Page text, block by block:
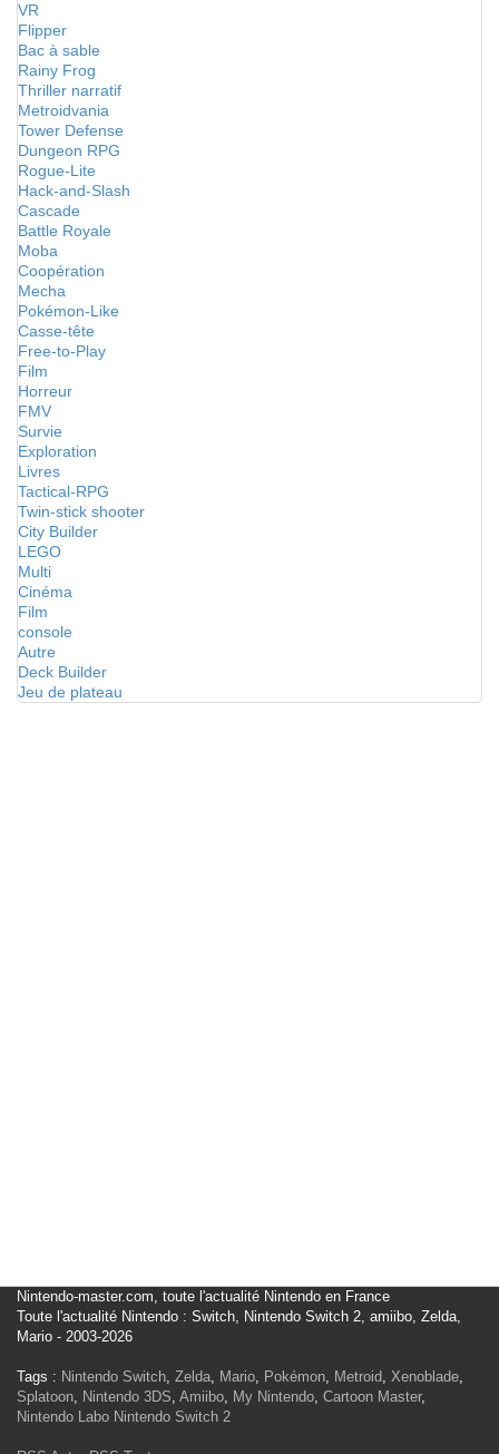
VR
Flipper
Bac à sable
Rainy Frog
Thriller narratif
Metroidvania
Tower Defense
Dungeon RPG
Rogue-Lite
Hack-and-Slash
Cascade
Battle Royale
Moba
Coopération
Mecha
Pokémon-Like
Casse-tête
Free-to-Play
Film
Horreur
FMV
Survie
Exploration
Livres
Tactical-RPG
Twin-stick shooter
City Builder
LEGO
Multi
Cinéma
Film
console
Autre
Deck Builder
Jeu de plateau
Nintendo-master.com, toute l'actualité Nintendo en France
Toute l'actualité Nintendo : Switch, Nintendo Switch 2, amiibo, Zelda,
Mario - 2003-2026
Tags : Nintendo Switch, Zelda, Mario, Pokémon, Metroid, Xenoblade,
Splatoon, Nintendo 3DS, Amiibo, My Nintendo, Cartoon Master,
Nintendo Labo Nintendo Switch 2